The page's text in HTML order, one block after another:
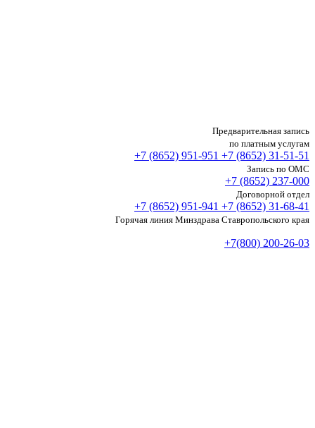
Предварительная запись
по платным услугам
+7 (8652) 951-951 +7 (8652) 31-51-51
Запись по ОМС
+7 (8652) 237-000
Договорной отдел
+7 (8652) 951-941 +7 (8652) 31-68-41
Горячая линия Минздрава Ставропольского края
+7(800) 200-26-03